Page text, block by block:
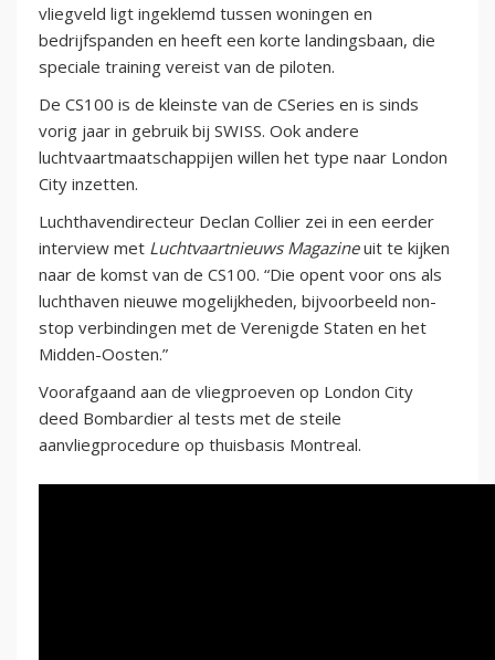
vliegveld ligt ingeklemd tussen woningen en
bedrijfspanden en heeft een korte landingsbaan, die
speciale training vereist van de piloten.
De CS100 is de kleinste van de CSeries en is sinds
vorig jaar in gebruik bij SWISS. Ook andere
luchtvaartmaatschappijen willen het type naar London
City inzetten.
Luchthavendirecteur Declan Collier zei in een eerder
interview met Luchtvaartnieuws Magazineuit te kijken
naar de komst van de CS100. “Die opent voor ons als
luchthaven nieuwe mogelijkheden, bijvoorbeeld non-
stop verbindingen met de Verenigde Staten en het
Midden-Oosten.”
Voorafgaand aan de vliegproeven op London City
deed Bombardier al tests met de steile
aanvliegprocedure op thuisbasis Montreal.